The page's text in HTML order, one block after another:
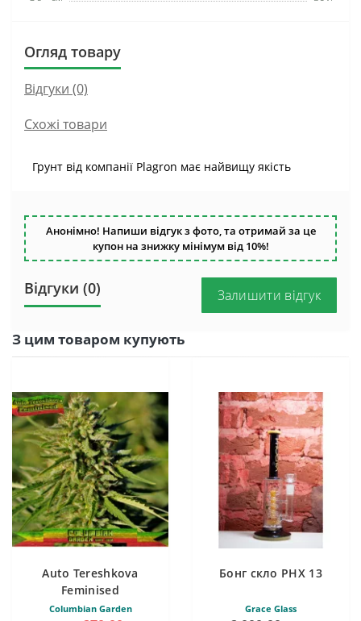
Огляд товару
Відгуки (0)
Схожі товари
Грунт від компанії Plagron має найвищу якість
Анонімно! Напиши відгук з фото, та отримай за це
купон на знижку мінімум від 10%!
Відгуки (0) Залишити відгук
З цим товаром купують
Auto Tereshkova
Feminised
Columbian Garden
Бонг скло PHX 13
Grace Glass